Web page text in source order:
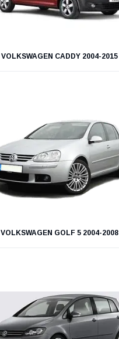
VOLKSWAGEN CADDY 2004-2015
VOLKSWAGEN GOLF 5 2004-2008